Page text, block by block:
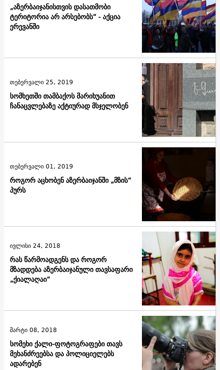
„აზერბაიჯანისთვის დასათმობი
ტერიტორია არ არსებობს“ - აქცია
ერევანში
სომხეთში თამბაქოს მარიხუანით
ჩანაცვლებაზე აქტიურად მსჯელობენ
თებერვალი 25, 2019
როგორ აცხობენ აზერბაიჯანში „მზის“
პურს
თებერვალი 01, 2019
რას წარმოადგენს და როგორ
მზადდება აზერბაიჯანული თავსაფარი
„ქიალაღაი“
ივლისი 24, 2018
სომეხი ქალი-ფოტოგრაფები თავს
მეხანძრეებსა და პოლიციელებს
ადარებენ
მარტი 08, 2018